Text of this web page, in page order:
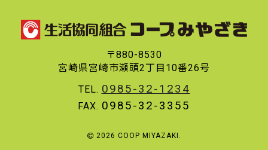
〒880-8530
宮崎県宮崎市瀬頭2丁目10番26号
TEL. 0985-32-1234
FAX. 0985-32-3355
2026 COOP MIYAZAKI.